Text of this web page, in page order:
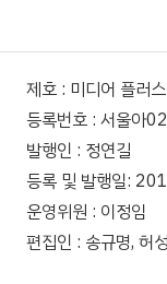
제호 : 미디어 플러
등록번호 : 서울아
발행인 : 정연길
등록 및 발행일:
운영위원 : 이정임
편집인 : 송규명, 허